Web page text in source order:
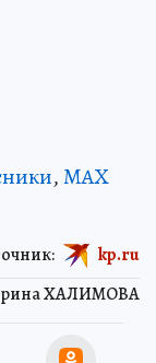
,MAX
ХАЛИМОВА
kp.ru